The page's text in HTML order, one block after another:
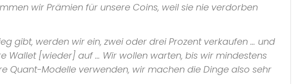
wir Prämien für unsere Coins, weil sie nie verdorben
gibt, werden wir ein, zwei oder drei Prozent verkaufen … und
Wallet[wieder] auf … Wir wollen warten, bis wir mindestens
Quant-Modelle verwenden, wir machen die Dinge also sehr